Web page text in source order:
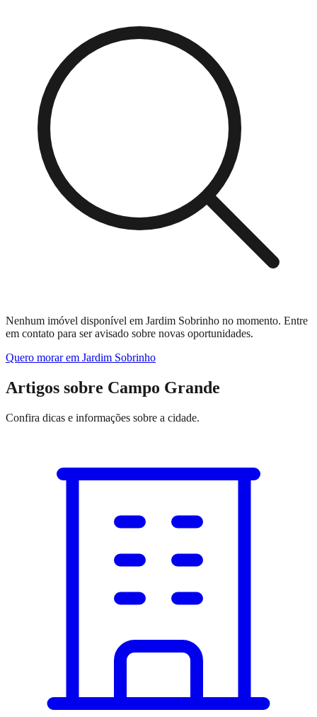
Nenhum imóvel disponível em Jardim Sobrinho no momento. Entre
em contato para ser avisado sobre novas oportunidades.
Quero morar em Jardim Sobrinho
Artigos sobre Campo Grande
Confira dicas e informações sobre a cidade.